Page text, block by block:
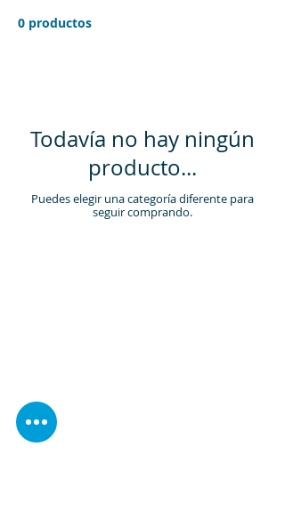
0 productos
Todavía no hay ningún
producto...
Puedes elegir una categoría diferente para
seguir comprando.